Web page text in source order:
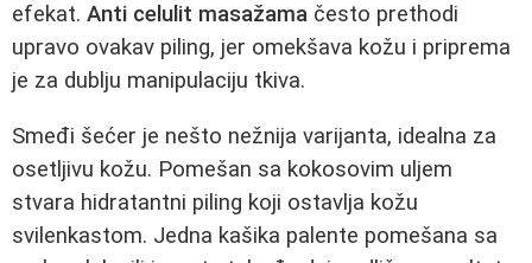
efekat. Anti celulit masažama često prethodi
upravo ovakav piling, jer omekšava kožu i priprema
je za dublju manipulaciju tkiva.
Smeđi šećer je nešto nežnija varijanta, idealna za
osetljivu kožu. Pomešan sa kokosovim uljem
stvara hidratantni piling koji ostavlja kožu
svilenkastom. Jedna kašika palente pomešana sa